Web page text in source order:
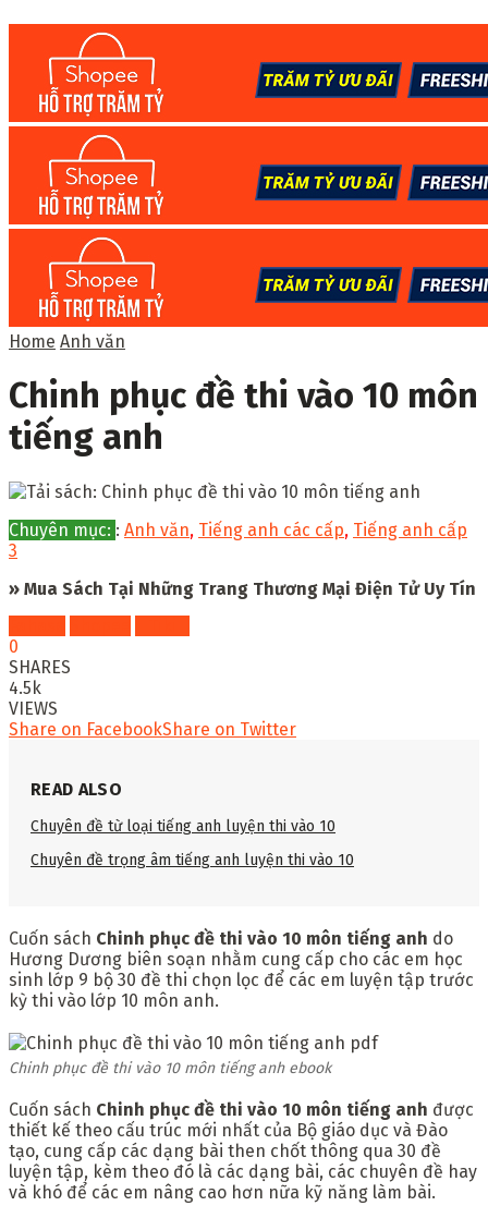
Home Anh văn
Chinh phục đề thi vào 10 môn
tiếng anh
Chuyên mục: : Anh văn, Tiếng anh các cấp, Tiếng anh cấp
3
» Mua Sách Tại Những Trang Thương Mại Điện Tử Uy Tín
0
SHARES
4.5k
VIEWS
Share on FacebookShare on Twitter
READ ALSO
Chuyên đề từ loại tiếng anh luyện thi vào 10
Chuyên đề trọng âm tiếng anh luyện thi vào 10
Cuốn sách Chinh phục đề thi vào 10 môn tiếng anh do
Hương Dương biên soạn nhằm cung cấp cho các em học
sinh lớp 9 bộ 30 đề thi chọn lọc để các em luyện tập trước
kỳ thi vào lớp 10 môn anh.
Chinh phục đề thi vào 10 môn tiếng anh ebook
Cuốn sách Chinh phục đề thi vào 10 môn tiếng anh được
thiết kế theo cấu trúc mới nhất của Bộ giáo dục và Đào
tạo, cung cấp các dạng bài then chốt thông qua 30 đề
luyện tập, kèm theo đó là các dạng bài, các chuyên đề hay
và khó để các em nâng cao hơn nữa kỹ năng làm bài.